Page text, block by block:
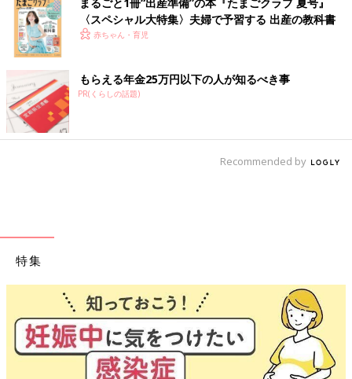
ったんだと思います。
下の子を妊娠して保育園を辞めたときに、家でみっちゃんと過ご
す時間が増えて、みっちゃんの異様な行動を目の当たりにするこ
とが増えました。そしてようやく「息子の発達がほかの子とは違
う」とみっちゃんの障害を認めざるをえない状態になりました。
そこから病院の予約をして、3歳になった頃にやっと病院を受診
することができました。
――初めて医師から診断を聞いたときの気持ちを教えてくださ
いかもしれないです」と言われて、「残念ながら〜」という言葉
が「ああ、残念なことなのか…」と心にグサっと刺さりました。
いんだ」と。
診断を受ける前、周囲からは「きっと大丈夫だよ」と言ってもら
ったり、私も「きっと自閉症でも重くはないだろう」と思ってい
たのですが、医師からの「一生喋れないかもしれない」という言
〈スペシャル大特集〉夫婦で予習する 出産の教科書
赤ちゃん・育児
もらえる年金25万円以下の人が知るべき事
PR(くらしの話題)
Recommended by
特集